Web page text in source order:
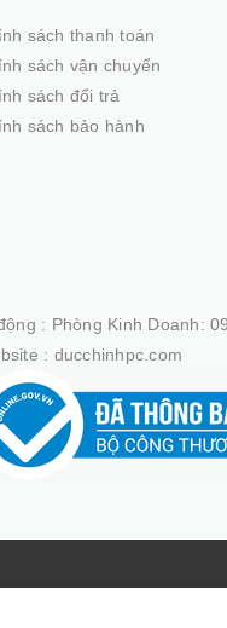
sách thanh toán
sách vận chuyển
sách đổi trả
sách bảo hành
: Phòng Kinh Doanh:
: ducchinhpc.com